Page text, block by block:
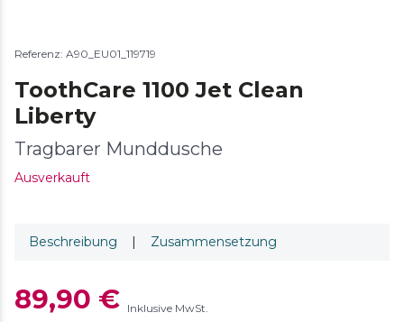
Referenz: A90_EU01_119719
ToothCare 1100 Jet Clean
Liberty
Tragbarer Munddusche
Ausverkauft
Beschreibung | Zusammensetzung
89,90 € Inklusive MwSt.